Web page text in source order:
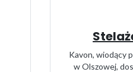
Kavon, wiodący
w Olszowej,